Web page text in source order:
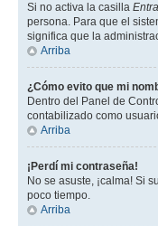
Si no activa la casilla
persona. Para que el
significa que la
Arriba
¿Cómo evito que mi
Dentro del Panel de
contabilizado como
Arriba
¡Perdí mi contraseña!
No se asuste, ¡calma! Si
poco tiempo.
Arriba